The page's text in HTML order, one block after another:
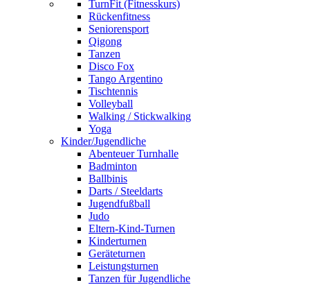
TurnFit (Fitnesskurs)
Rückenfitness
Seniorensport
Qigong
Tanzen
Disco Fox
Tango Argentino
Tischtennis
Volleyball
Walking / Stickwalking
Yoga
Kinder/Jugendliche
Abenteuer Turnhalle
Badminton
Ballbinis
Darts / Steeldarts
Jugendfußball
Judo
Eltern-Kind-Turnen
Kinderturnen
Geräteturnen
Leistungsturnen
Tanzen für Jugendliche